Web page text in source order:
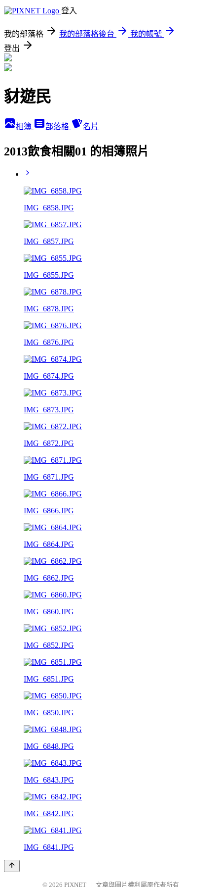
登入
我的部落格 我的部落格後台
我的帳號
登出
豺遊民
相簿 部落格 名片
2013飲食相關01 的相簿照片
IMG_6858.JPG
IMG_6857.JPG
IMG_6855.JPG
IMG_6878.JPG
IMG_6876.JPG
IMG_6874.JPG
IMG_6873.JPG
IMG_6872.JPG
IMG_6871.JPG
IMG_6866.JPG
IMG_6864.JPG
IMG_6862.JPG
IMG_6860.JPG
IMG_6852.JPG
IMG_6851.JPG
IMG_6850.JPG
IMG_6848.JPG
IMG_6843.JPG
IMG_6842.JPG
IMG_6841.JPG
© 2026 PIXNET 文章與圖片權利屬原作者所有